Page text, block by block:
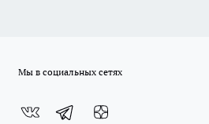
Мы в социальных сетях